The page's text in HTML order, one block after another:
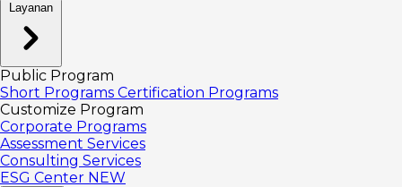
Layanan
Public Program
Short Programs Certification Programs
Customize Program
Corporate Programs
Assessment Services
Consulting Services
ESG Center NEW